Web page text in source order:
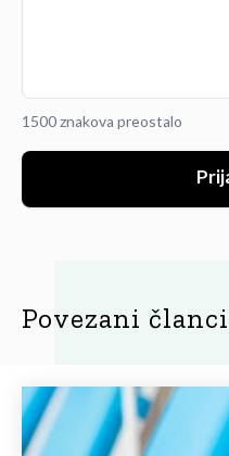
1500 znakova preostalo
Povezani